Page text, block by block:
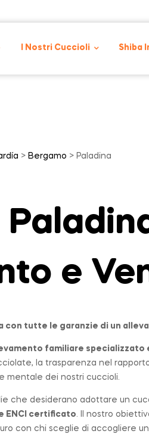
I Nostri Cuccioli Shiba
> Bergamo > Paladina
e
con tutte le garanzie di un
familiare specializzato
la trasparenza nel
mentale dei nostri cuccioli.
che desiderano adottare un
ENCI certificato . Il nostro
con chi sceglie di accogliere